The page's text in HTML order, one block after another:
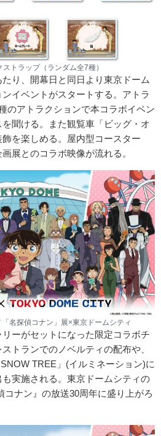
トラップ（ランダム全7種）
り、開幕日と同日より東京ドーム
イベントがスタートする。アトラ
のアトラクションで本コラボイベン
聞ける。また観覧車「ビッグ・オ
を楽しめる。屋内型コースター
展とのコラボ映像が流れる。
名探偵コナン」展×東京ドームシティ
ーがセットになった限定コラボチ
トランでのノベルティの配布や、
TREE」(イルミネーション)に
実施される。東京ドームシティの
ナン』の放送30周年に盛り上がろ